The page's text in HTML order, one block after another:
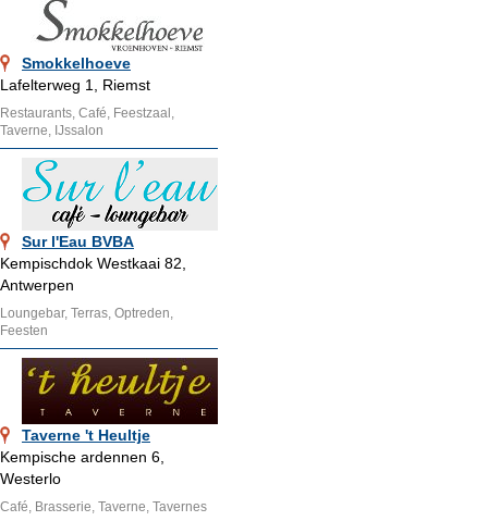
Smokkelhoeve
Lafelterweg 1, Riemst
Restaurants, Café, Feestzaal,
Taverne, IJssalon
Sur l'Eau BVBA
Kempischdok Westkaai 82,
Antwerpen
Loungebar, Terras, Optreden,
Feesten
Taverne 't Heultje
Kempische ardennen 6,
Westerlo
Café, Brasserie, Taverne, Tavernes